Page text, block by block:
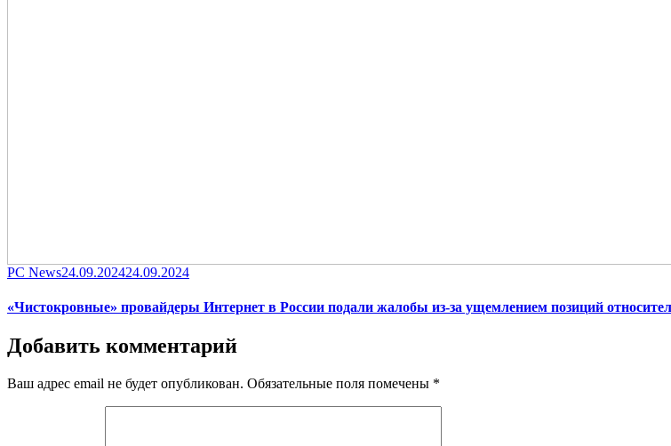
Category
PC NewsPosted
24.09.202424.09.2024
«Чистокровные» провайдеры Интернет в России подали жалобы из-за ущемлением позиций
Добавить комментарий
Ваш адрес email не будет опубликован. Обязательные поля помечены *